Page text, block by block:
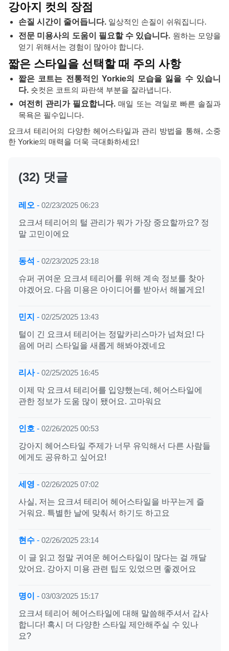
강아지 컷의 장점
손질 시간이 줄어듭니다. 일상적인 손질이 쉬워집니다.
전문 미용사의 도움이 필요할 수 있습니다. 원하는 모양을
얻기 위해서는 경험이 많아야 합니다.
짧은 스타일을 선택할 때 주의 사항
짧은 코트는 전통적인 Yorkie의 모습을 잃을 수 있습니
다. 숏컷은 코트의 파란색 부분을 잘라냅니다.
여전히 관리가 필요합니다. 매일 또는 격일로 빠른 솔질과
목욕은 필수입니다.
요크셔 테리어의 다양한 헤어스타일과 관리 방법을 통해, 소중
한 Yorkie의 매력을 더욱 극대화하세요!
(32) 댓글
레오 - 02/23/2025 06:23
요크셔 테리어의 털 관리가 뭐가 가장 중요할까요? 정
말 고민이에요
동석 - 02/23/2025 23:18
슈퍼 귀여운 요크셔 테리어를 위해 계속 정보를 찾아
야겠어요. 다음 미용은 아이디어를 받아서 해볼게요!
민지 - 02/25/2025 13:43
털이 긴 요크셔 테리어는 정말카리스마가 넘쳐요! 다
음에 머리 스타일을 새롭게 해봐야겠네요
리사- 02/25/2025 16:45
이제 막 요크셔 테리어를 입양했는데, 헤어스타일에
관한 정보가 도움 많이 됐어요. 고마워요
인호 - 02/26/2025 00:53
강아지 헤어스타일 주제가 너무 유익해서 다른 사람들
에게도 공유하고 싶어요!
세영 - 02/26/2025 07:02
사실, 저는 요크셔 테리어 헤어스타일을 바꾸는게 즐
거워요. 특별한 날에 맞춰서 하기도 하고요
현수 - 02/26/2025 23:14
이 글 읽고 정말 귀여운 헤어스타일이 많다는 걸 깨달
았어요. 강아지 미용 관련 팁도 있었으면 좋겠어요
명이 - 03/03/2025 15:17
요크셔 테리어 헤어스타일에 대해 말씀해주셔서 감사
합니다! 혹시 더 다양한 스타일 제안해주실 수 있나
요?